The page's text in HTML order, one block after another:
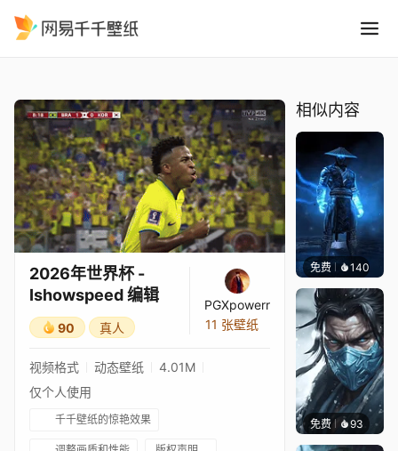
2026年世界杯 -
Ishowspeed 编辑
90 真人
PGXpowerr
11 张壁纸
视频格式 动态壁纸
4.01M
仅个人使用
千千壁纸的惊艳效果
相似内容
免费 140
免费 93 Niara